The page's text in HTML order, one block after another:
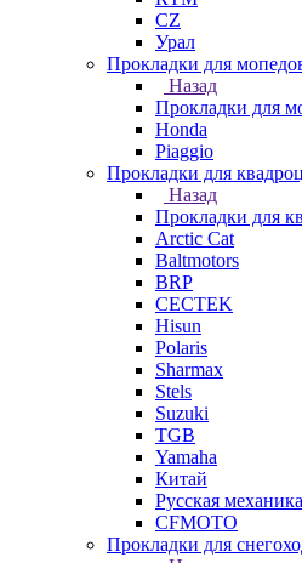
СZ
Урал
Прокладки для
Назад
Прокладки для
Honda
Piaggio
Прокладки для
Назад
Прокладки для
Arctic Cat
Baltmotors
BRP
CECTEK
Hisun
Polaris
Sharmax
Stels
Suzuki
TGB
Yamaha
Китай
Русская механика
СFMOTO
Прокладки для